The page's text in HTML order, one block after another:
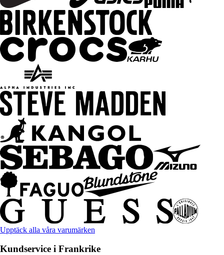
Upptäck alla våra varumärken
Kundservice i Frankrike